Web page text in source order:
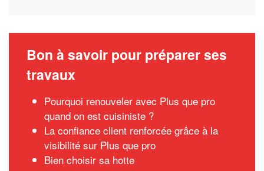
Bon à savoir pour préparer ses
travaux
Pourquoi renouveler avec Plus que pro
quand on est cuisiniste ?
La confiance client renforcée grâce à la
visibilité sur Plus que pro
Bien choisir sa hotte